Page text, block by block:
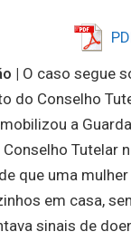
| O caso segue
do Conselho
a
Tutelar
que uma
em casa,
sinais de